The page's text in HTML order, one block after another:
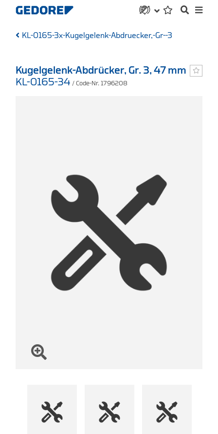
KL-0165-3x-Kugelgelenk-Abdruecker,-Gr--3
Kugelgelenk-Abdrücker, Gr. 3, 47 mm
KL-0165-34 / Code-Nr. 1796208